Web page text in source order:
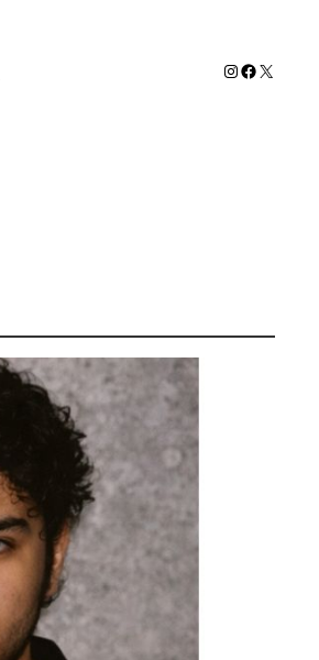
Instagram
Facebook
X